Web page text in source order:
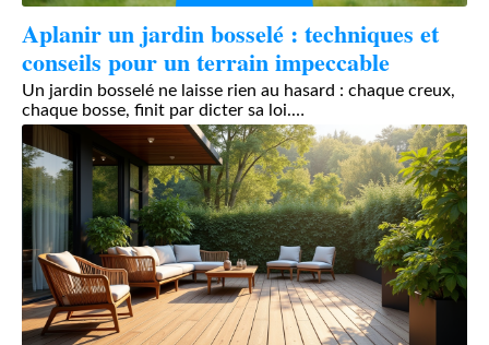
Aplanir un jardin bosselé : techniques et
conseils pour un terrain impeccable
Un jardin bosselé ne laisse rien au hasard : chaque creux,
chaque bosse, finit par dicter sa loi.…